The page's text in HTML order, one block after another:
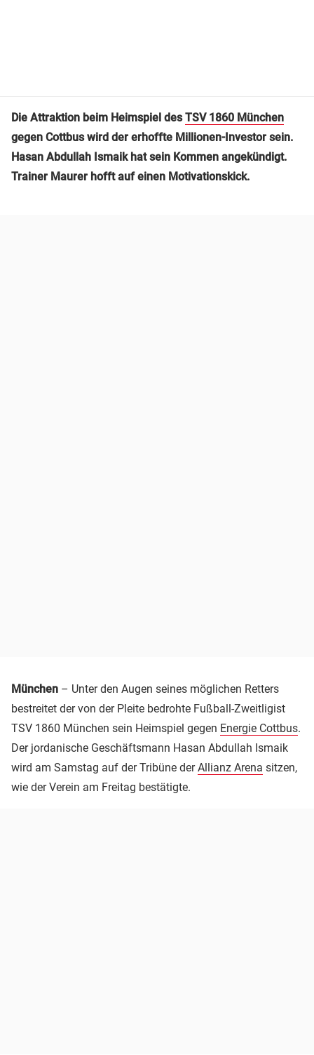
Die Attraktion beim Heimspiel desTSV 1860 München
gegen Cottbus wird der erhoffte Millionen-Investor sein.
Hasan Abdullah Ismaik hat sein Kommen angekündigt.
Trainer Maurer hofft auf einen Motivationskick.
München – Unter den Augen seines möglichen Retters
bestreitet der von der Pleite bedrohte Fußball-Zweitligist
TSV 1860 München sein Heimspiel gegen Energie Cottbus.
Der jordanische Geschäftsmann Hasan Abdullah Ismaik
wird am Samstag auf der Tribüne derAllianz Arena sitzen,
wie der Verein am Freitag bestätigte.